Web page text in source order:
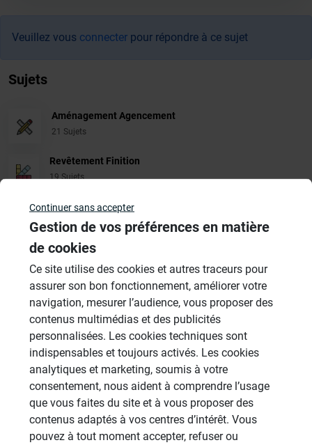
Veuillez vous connecter pour répondre à ce sujet
Sujets
Aménagement Agencement
21 Sujets
Revêtement Finition
19 Sujets
Douches à l'Italienne
1485 Sujets
Cabines de hammam
26 Sujets
Systèmes de panneaux à carreler
1206 Sujets
Autres
949 Sujets
Autres questions
Continuer sans accepter
Gestion de vos préférences en matière
de cookies
Ce site utilise des cookies et autres traceurs pour
assurer son bon fonctionnement, améliorer votre
navigation, mesurer l’audience, vous proposer des
contenus multimédias et des publicités
personnalisées. Les cookies techniques sont
indispensables et toujours activés. Les cookies
analytiques et marketing, soumis à votre
consentement, nous aident à comprendre l’usage
que vous faites du site et à vous proposer des
contenus adaptés à vos centres d’intérêt. Vous
pouvez à tout moment accepter, refuser ou